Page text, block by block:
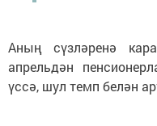
Аның сүзләренә
апрельдән
үссә, шул темп белән